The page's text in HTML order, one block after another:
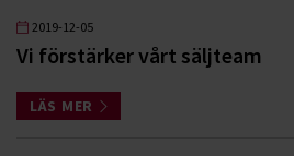
2019-12-05
Vi förstärker vårt säljteam
LÄS MER